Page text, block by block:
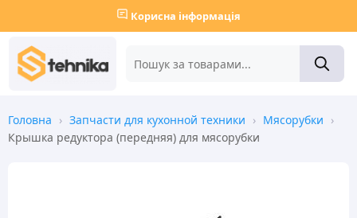
Корисна інформація
Головна › Запчасти для кухонной техники › Мясорубки ›
Крышка редуктора (передняя) для мясорубки